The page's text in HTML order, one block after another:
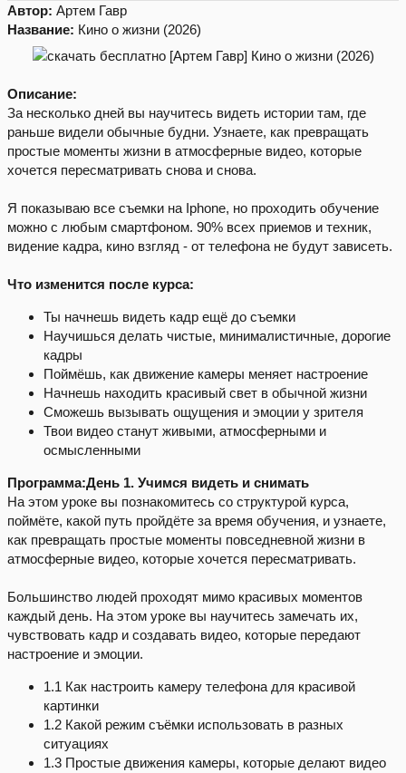
Автор: Артем Гавр
Название: Кино о жизни (2026)
Описание:
За несколько дней вы научитесь видеть истории там, где
раньше видели обычные будни. Узнаете, как превращать
простые моменты жизни в атмосферные видео, которые
хочется пересматривать снова и снова.
Я показываю все съемки на Iphone, но проходить обучение
можно с любым смартфоном. 90% всех приемов и техник,
видение кадра, кино взгляд - от телефона не будут зависеть.
Что изменится после курса:
Ты начнешь видеть кадр ещё до съемки
Научишься делать чистые, минималистичные, дорогие
кадры
Поймёшь, как движение камеры меняет настроение
Начнешь находить красивый свет в обычной жизни
Сможешь вызывать ощущения и эмоции у зрителя
Твои видео станут живыми, атмосферными и
осмысленными
Программа:День 1. Учимся видеть и снимать
На этом уроке вы познакомитесь со структурой курса,
поймёте, какой путь пройдёте за время обучения, и узнаете,
как превращать простые моменты повседневной жизни в
атмосферные видео, которые хочется пересматривать.
Большинство людей проходят мимо красивых моментов
каждый день. На этом уроке вы научитесь замечать их,
чувствовать кадр и создавать видео, которые передают
настроение и эмоции.
1.1 Как настроить камеру телефона для красивой
картинки
1.2 Какой режим съёмки использовать в разных
ситуациях
1.3 Простые движения камеры, которые делают видео